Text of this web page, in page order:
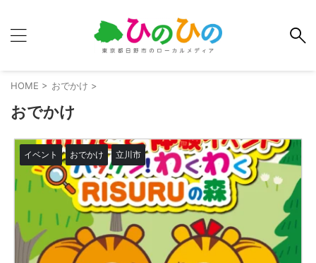
HOME > おでかけ >
おでかけ
イベント おでかけ 立川市